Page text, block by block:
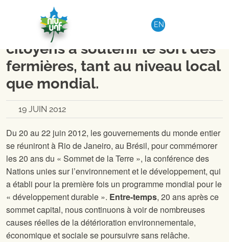
Aller au contenu
EN
RÉGION 1-DISTRICT 2
L’UNF-NB encourage les
citoyens à soutenir le sort des
fermières, tant au niveau local
que mondial.
19 JUIN 2012
Du 20 au 22 juin 2012, les gouvernements du monde entier
se réuniront à Rio de Janeiro, au Brésil, pour commémorer
les 20 ans du « Sommet de la Terre », la conférence des
Nations unies sur l’environnement et le développement, qui
a établi pour la première fois un programme mondial pour le
« développement durable ». Entre-temps, 20 ans après ce
sommet capital, nous continuons à voir de nombreuses
causes réelles de la détérioration environnementale,
économique et sociale se poursuivre sans relâche.